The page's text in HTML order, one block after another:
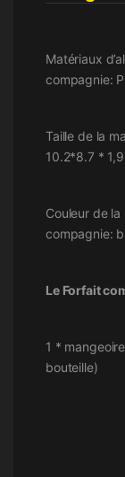
Matériaux
compagnie:
Taille de la
10.2*8.7 *
Couleur de
compagnie:
Le Forfait
1 *
bouteille)